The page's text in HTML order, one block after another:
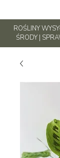
ROŚLINY
ŚRODY |